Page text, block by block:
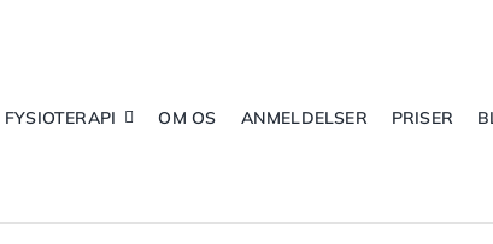
FYSIOTERAPI OM OS ANMELDELSER PRISER